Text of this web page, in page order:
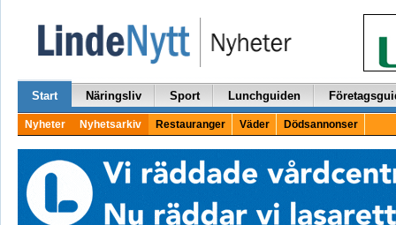
Start Näringsliv Sport Lunchguiden
Nyheter Nyhetsarkiv Restauranger Väder Dödsannonser